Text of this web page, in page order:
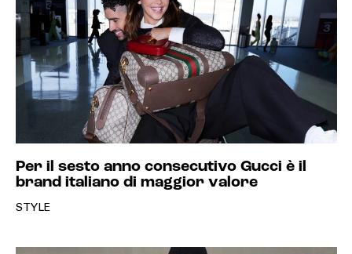
Per il sesto anno consecutivo Gucci è il
brand italiano di maggior valore
STYLE